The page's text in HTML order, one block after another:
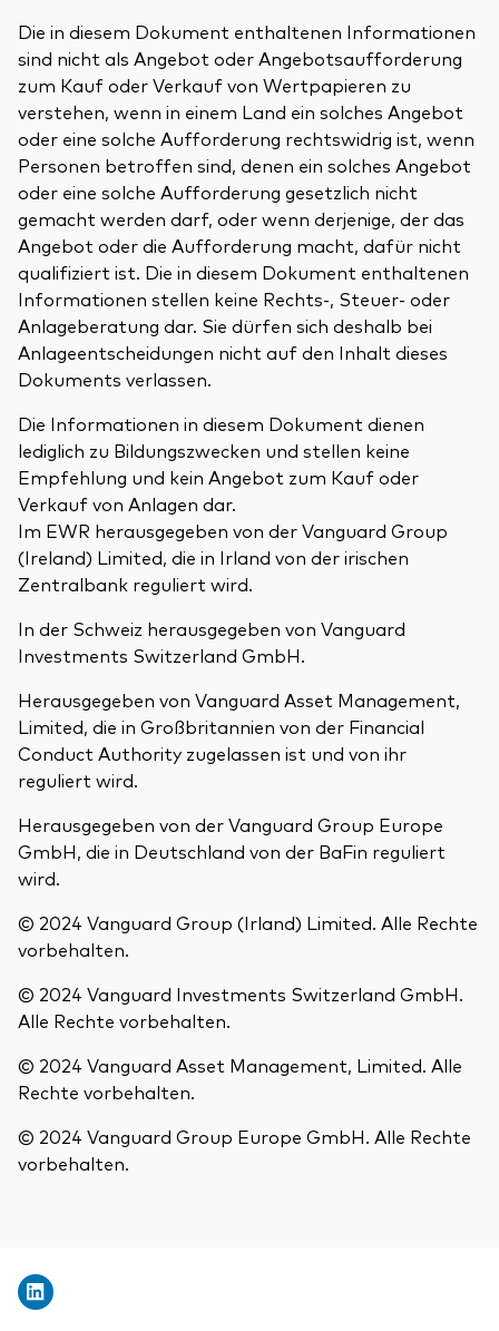
Die in diesem Dokument enthaltenen Informationen
sind nicht als Angebot oder Angebotsaufforderung
zum Kauf oder Verkauf von Wertpapieren zu
verstehen, wenn in einem Land ein solches Angebot
oder eine solche Aufforderung rechtswidrig ist, wenn
Personen betroffen sind, denen ein solches Angebot
oder eine solche Aufforderung gesetzlich nicht
gemacht werden darf, oder wenn derjenige, der das
Angebot oder die Aufforderung macht, dafür nicht
qualifiziert ist. Die in diesem Dokument enthaltenen
Informationen stellen keine Rechts-, Steuer- oder
Anlageberatung dar. Sie dürfen sich deshalb bei
Anlageentscheidungen nicht auf den Inhalt dieses
Dokuments verlassen.
Die Informationen in diesem Dokument dienen
lediglich zu Bildungszwecken und stellen keine
Empfehlung und kein Angebot zum Kauf oder
Verkauf von Anlagen dar.
Im EWR herausgegeben von der Vanguard Group
(Ireland) Limited, die in Irland von der irischen
Zentralbank reguliert wird.
In der Schweiz herausgegeben von Vanguard
Investments Switzerland GmbH.
Herausgegeben von Vanguard Asset Management,
Limited, die in Großbritannien von der Financial
Conduct Authority zugelassen ist und von ihr
reguliert wird.
Herausgegeben von der Vanguard Group Europe
GmbH, die in Deutschland von der BaFin reguliert
wird.
© 2024 Vanguard Group (Irland) Limited. Alle Rechte
vorbehalten.
© 2024 Vanguard Investments Switzerland GmbH.
Alle Rechte vorbehalten.
© 2024 Vanguard Asset Management, Limited. Alle
Rechte vorbehalten.
© 2024 Vanguard Group Europe GmbH. Alle Rechte
vorbehalten.